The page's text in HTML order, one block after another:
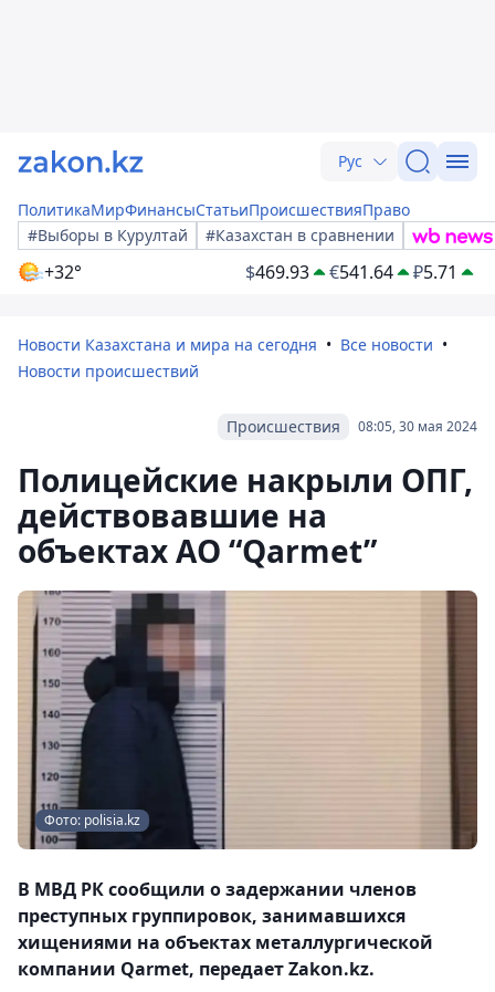
Рус
ПолитикаМирФинансыСтатьиПроисшествияПраво
#Выборы в Курултай
#Казахстан в сравнении
+32° $469.93 €541.64 ₽5.71
Новости Казахстана и мира на сегодня
Все новости
Новости происшествий
08:05, 30 мая 2024
Происшествия
Полицейские накрыли ОПГ,
действовавшие на
объектах АО “Qarmet”
Фото: polisia.kz
В МВД РК сообщили о задержании членов
преступных группировок, занимавшихся
хищениями на объектах металлургической
компании Qarmet, передает Zakon.kz.